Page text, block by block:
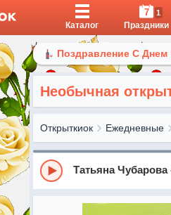
Каталог
7 1
Праздники
Поздравление С
Необычная
Открыткиок Ежедневные
Татьяна